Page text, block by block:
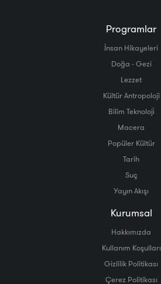
Programlar
İnsan Hikayeleri
Doğa - Gezi
Lezzet
Kültür Antropoloji
Bilim Teknoloji̇
Macera
Popüler Kültür
Tarih
Suç
Yayın Akışı
Kurumsal
Hakkımızda
Kullanım Koşulları
Gizlilik Politikası
Çerez Politikası